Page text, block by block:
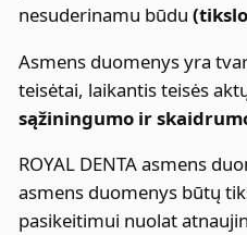
nesuderinamu būdu
Asmens duomenys yra
teisėtai, laikantis teisės
sąžiningumo ir
ROYAL DENTA asmens
asmens duomenys būtų
pasikeitimui nuolat